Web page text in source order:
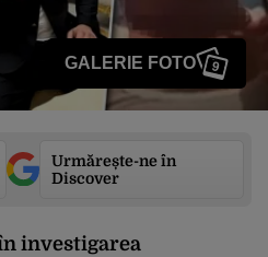
GALERIE FOTO 9
Urmărește-ne în
Discover
investigarea